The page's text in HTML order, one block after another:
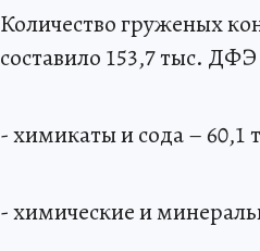
Количество груженых
составило 153,7 тыс.
- химикаты и сода – 60,1
- химические и